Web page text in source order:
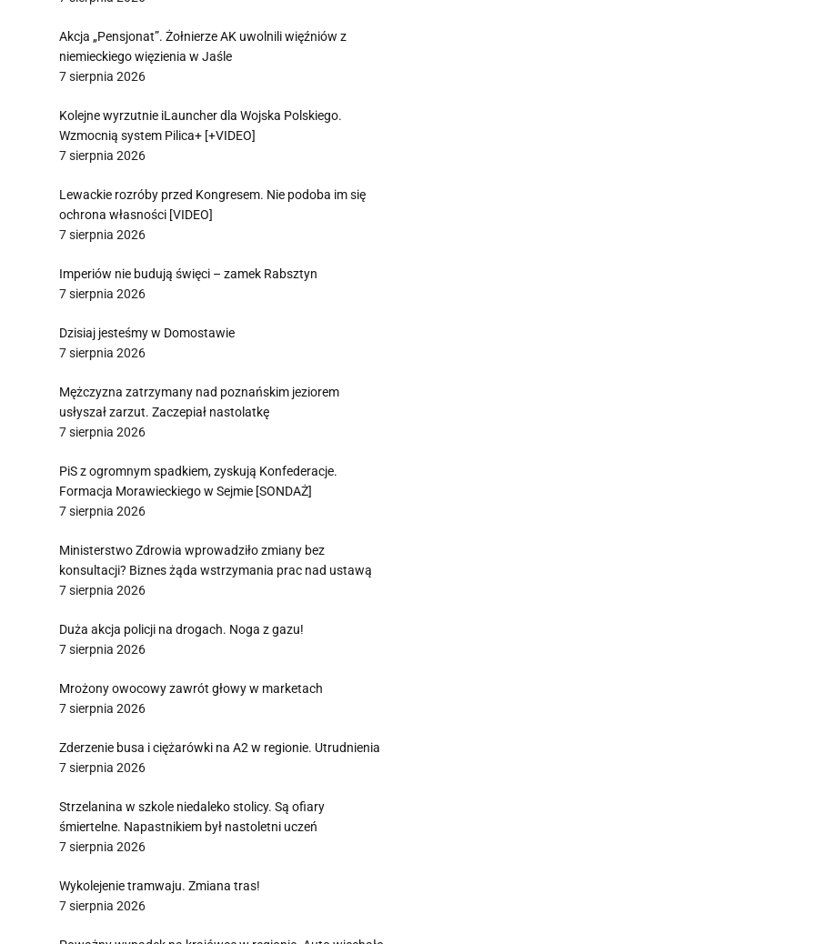
Akcja „Pensjonat”. Żołnierze AK uwolnili więźniów z
niemieckiego więzienia w Jaśle
7 sierpnia 2026
Kolejne wyrzutnie iLauncher dla Wojska Polskiego.
Wzmocnią system Pilica+ [+VIDEO]
7 sierpnia 2026
Lewackie rozróby przed Kongresem. Nie podoba im się
ochrona własności [VIDEO]
7 sierpnia 2026
Imperiów nie budują święci – zamek Rabsztyn
7 sierpnia 2026
Dzisiaj jesteśmy w Domostawie
7 sierpnia 2026
Mężczyzna zatrzymany nad poznańskim jeziorem
usłyszał zarzut. Zaczepiał nastolatkę
7 sierpnia 2026
PiS z ogromnym spadkiem, zyskują Konfederacje.
Formacja Morawieckiego w Sejmie [SONDAŻ]
7 sierpnia 2026
Ministerstwo Zdrowia wprowadziło zmiany bez
konsultacji? Biznes żąda wstrzymania prac nad ustawą
7 sierpnia 2026
Duża akcja policji na drogach. Noga z gazu!
7 sierpnia 2026
Mrożony owocowy zawrót głowy w marketach
7 sierpnia 2026
Zderzenie busa i ciężarówki na A2 w regionie. Utrudnienia
7 sierpnia 2026
Strzelanina w szkole niedaleko stolicy. Są ofiary
śmiertelne. Napastnikiem był nastoletni uczeń
7 sierpnia 2026
Wykolejenie tramwaju. Zmiana tras!
7 sierpnia 2026